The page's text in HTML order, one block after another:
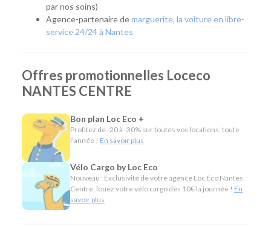
Cette approche permet de profiter d'une voiture ou d'un
utilitaire uniquement lorsque cela est nécessaire, tout en
bénéficiant d'un large choix de modèles et de tarifs
Quel véhicule choisir ?
Notre agence Nantes Centre propose une gamme complète
Citadines et compactes pour circuler facilement en
ville ou réaliser un déplacement ponctuel.
Routières, SUV et monospaces pour les vacances, les
longs trajets ou les départs en famille.
Minibus pour voyager en groupe.
Utilitaires de différentes capacités pour un
déménagement, des travaux ou le transport de
par nos soins)
Agence-partenaire demarguerite, la voiture en libre-
service 24/24 à Nantes
Offres promotionnelles Loceco
NANTES CENTRE
Bon plan Loc Eco +
Profitez de -20 à -30% sur toutes vos locations, toute
l'année ! En savoir plus
Vélo Cargo by Loc Eco
Nouveau : Exclusivité de votre agence Loc Eco Nantes
Centre, louez votre vélo cargo dès 10€ la journée ! En
savoir plus